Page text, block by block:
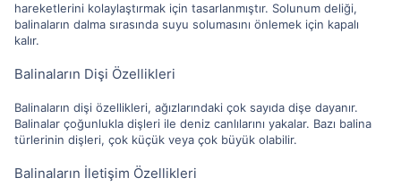
hareketlerini kolaylaştırmak için tasarlanmıştır. Solunum deliği,
balinaların dalma sırasında suyu solumasını önlemek için kapalı
kalır.
Balinaların Dişi Özellikleri
Balinaların dişi özellikleri, ağızlarındaki çok sayıda dişe dayanır.
Balinalar çoğunlukla dişleri ile deniz canlılarını yakalar. Bazı balina
türlerinin dişleri, çok küçük veya çok büyük olabilir.
Balinaların İletişim Özellikleri